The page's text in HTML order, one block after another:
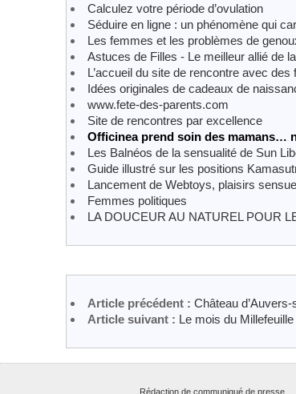
Calculez votre période d’ovulation
Séduire en ligne : un phénomène qui
Les femmes et les problèmes de
Astuces de Filles - Le meilleur allié de
L’accueil du site de rencontre avec
Idées originales de cadeaux de
www.fete-des-parents.com
Site de rencontres par excellence
Officinea prend soin des mamans…
Les Balnéos de la sensualité de Sun
Guide illustré sur les positions
Lancement de Webtoys, plaisirs
Femmes politiques
LA DOUCEUR AU NATUREL POUR
Article précédent : Château
Article suivant : Le mois du
Rédaction de communiqué de presse